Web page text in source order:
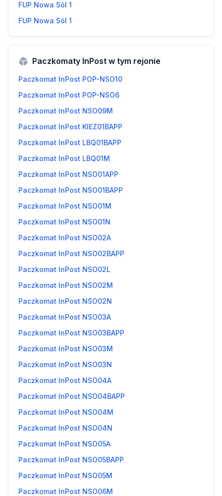
FUP Nowa Sól 1
FUP Nowa Sól 1
Paczkomaty InPost w tym rejonie
Paczkomat InPost POP-NSO10
Paczkomat InPost POP-NSO6
Paczkomat InPost NSO09M
Paczkomat InPost KIEZ01BAPP
Paczkomat InPost LBQ01BAPP
Paczkomat InPost LBQ01M
Paczkomat InPost NSO01APP
Paczkomat InPost NSO01BAPP
Paczkomat InPost NSO01M
Paczkomat InPost NSO01N
Paczkomat InPost NSO02A
Paczkomat InPost NSO02BAPP
Paczkomat InPost NSO02L
Paczkomat InPost NSO02M
Paczkomat InPost NSO02N
Paczkomat InPost NSO03A
Paczkomat InPost NSO03BAPP
Paczkomat InPost NSO03M
Paczkomat InPost NSO03N
Paczkomat InPost NSO04A
Paczkomat InPost NSO04BAPP
Paczkomat InPost NSO04M
Paczkomat InPost NSO04N
Paczkomat InPost NSO05A
Paczkomat InPost NSO05BAPP
Paczkomat InPost NSO05M
Paczkomat InPost NSO06M